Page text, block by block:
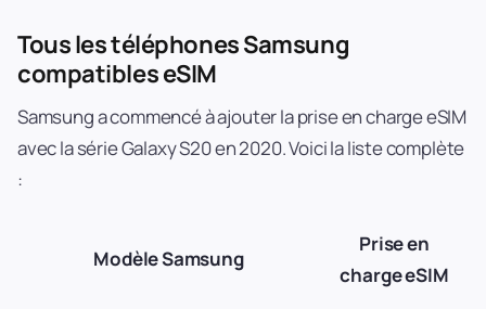
Tous les téléphones Samsung
compatibles eSIM
Samsung a commencé à ajouter la prise en charge eSIM
avec la série Galaxy S20 en 2020. Voici la liste complète
:
Modèle Samsung
Prise en
charge eSIM